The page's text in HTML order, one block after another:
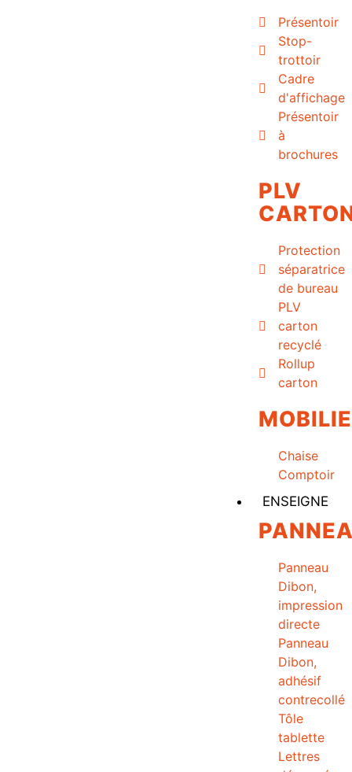
Présentoir
Stop-
trottoir
Cadre
d'affichage
Présentoir
à
brochures
PLV
Protection
séparatrice
de bureau
PLV
carton
recyclé
Rollup
carton
Chaise
Comptoir
ENSEIGNE
Panneau
Dibon,
impression
directe
Panneau
Dibon,
adhésif
contrecollé
Tôle
tablette
Lettres